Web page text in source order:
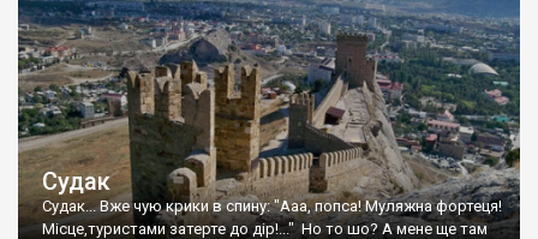
Судак
Судак... Вже чую крики в спину: "Ааа, попса! Муляжна фортеця!
Місце,туристами затерте до дір!..." Но то шо? А мене ще там